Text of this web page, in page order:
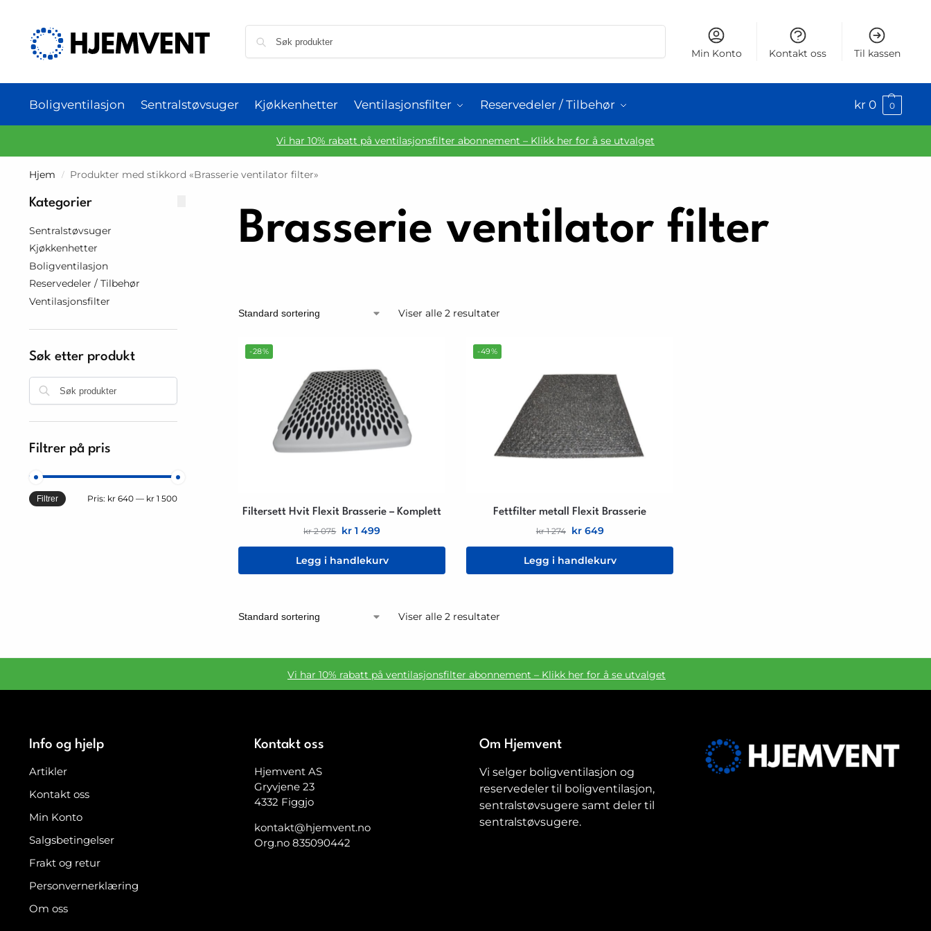
Min Konto Kontakt oss Til kassen
Boligventilasjon Sentralstøvsuger Kjøkkenhetter Ventilasjonsfilter Reservedeler / Tilbehør kr 0 0
Vi har 10% rabatt på ventilasjonsfilter abonnement – Klikk her for å se utvalget
Hjem / Produkter med stikkord «Brasserie ventilator filter»
Brasserie ventilator filter
Viser alle 2 resultater
-28%
Filtersett Hvit Flexit Brasserie – Komplett
kr2 075 kr 1 499
Legg i handlekurv
-49%
Fettfilter metall Flexit Brasserie
kr1 274 kr649
Legg i handlekurv
Viser alle 2 resultater
Kategorier
Sentralstøvsuger
Kjøkkenhetter
Boligventilasjon
Reservedeler / Tilbehør
Ventilasjonsfilter
Søk etter produkt
Filtrer på pris
Filtrer Pris: kr 640 — kr 1 500
Vi har 10% rabatt på ventilasjonsfilter abonnement – Klikk her for å se utvalget
Info og hjelp
Artikler
Kontakt oss
Min Konto
Salgsbetingelser
Frakt og retur
Personvernerklæring
Om oss
Kontakt oss
Hjemvent AS
Gryvjene 23
4332 Figgjo
kontakt@hjemvent.no
Org.no 835090442
Om Hjemvent
Vi selger boligventilasjon og
reservedeler til boligventilasjon,
sentralstøvsugere samt deler til
sentralstøvsugere.